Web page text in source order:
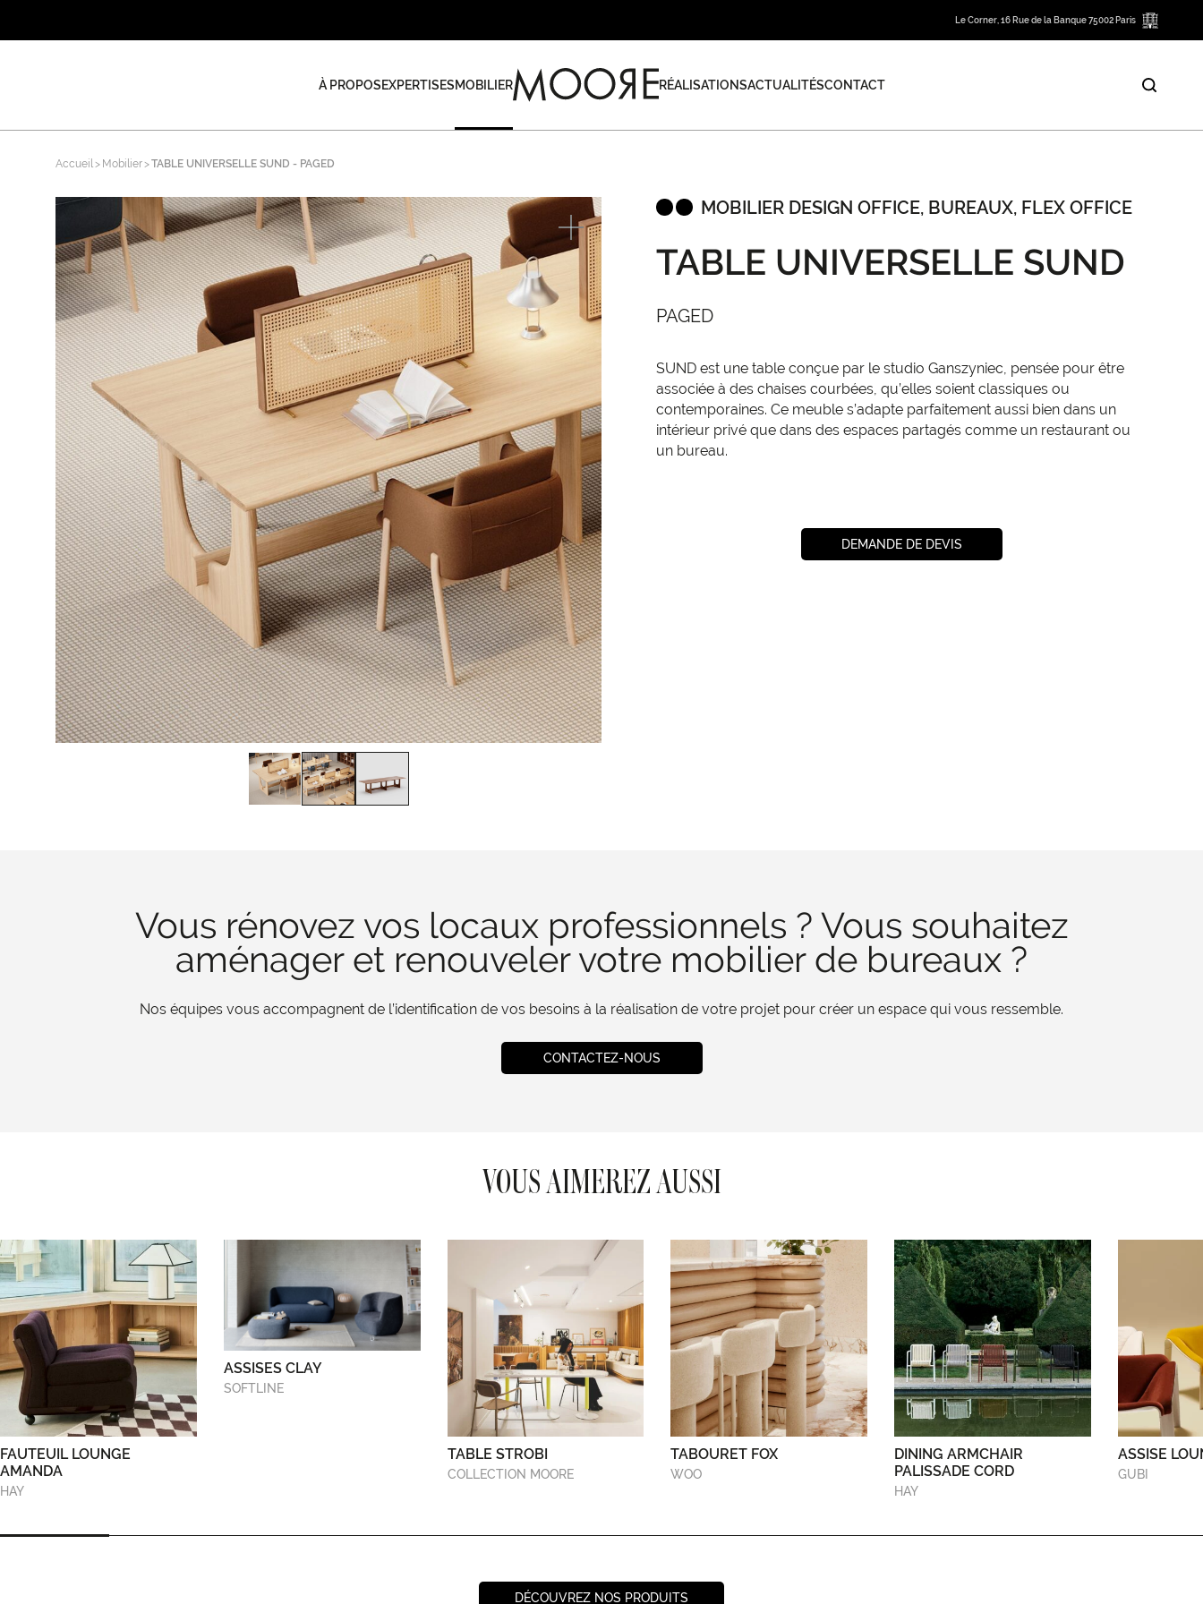
Le Corner, 16 Rue de la Banque 75002 Paris
À PROPOSEXPERTISESMOBILIER RÉALISATIONSACTUALITÉSCONTACT
Accueil Mobilier TABLE UNIVERSELLE SUND - PAGED
MOBILIER DESIGN OFFICE, BUREAUX, FLEX OFFICE
TABLE UNIVERSELLE SUND
PAGED
SUND est une table conçue par le studio Ganszyniec, pensée pour être
associée à des chaises courbées, qu’elles soient classiques ou
contemporaines. Ce meuble s’adapte parfaitement aussi bien dans un
intérieur privé que dans des espaces partagés comme un restaurant ou
un bureau.
DEMANDE DE DEVIS
Vous rénovez vos locaux professionnels ? Vous souhaitez
aménager et renouveler votre mobilier de bureaux ?
Nos équipes vous accompagnent de l’identification de vos besoins à la réalisation de votre projet pour créer un espace qui vous ressemble.
CONTACTEZ-NOUS
VOUS AIMEREZ AUSSI
FAUTEUIL LOUNGE
AMANDA
HAY
ASSISES CLAY
SOFTLINE
TABLE STROBI
COLLECTION MOORE
TABOURET FOX
WOO
DINING ARMCHAIR
PALISSADE CORD
HAY
ASSISE
GUBI
DÉCOUVREZ NOS PRODUITS